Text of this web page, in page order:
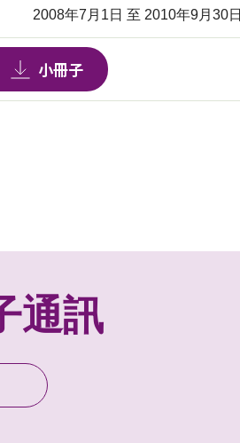
2008年7月1日 至 2010年9月30日
小冊子
通訊